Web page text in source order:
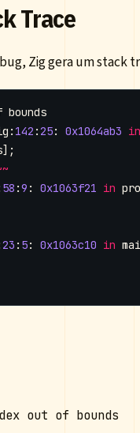
Trace
Zig gera um stack
bounds
: 142 :25: 0x1064ab3 in
];
58 :9 : 0x1063f21 in
23 : 5: 0x1063c10 in
out of bounds